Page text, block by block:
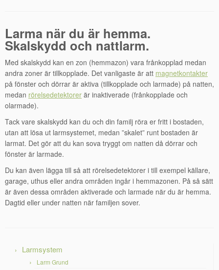
Larma när du är hemma.
Skalskydd och nattlarm.
Med skalskydd kan en zon (hemmazon) vara frånkopplad medan
andra zoner är tillkopplade. Det vanligaste är att magnetkontakter
på fönster och dörrar är aktiva (tillkopplade och larmade) på natten,
medan rörelsedetektorer är inaktiverade (frånkopplade och
olarmade).
Tack vare skalskydd kan du och din familj röra er fritt i bostaden,
utan att lösa ut larmsystemet, medan ”skalet” runt bostaden är
larmat. Det gör att du kan sova tryggt om natten då dörrar och
fönster är larmade.
Du kan även lägga till så att rörelsedetektorer i till exempel källare,
garage, uthus eller andra områden ingår i hemmazonen. På så sätt
är även dessa områden aktiverade och larmade när du är hemma.
Dagtid eller under natten när familjen sover.
Larmsystem
Larm Grund